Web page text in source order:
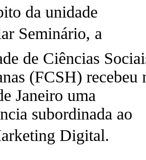
da unidade
Seminário, a
de Ciências
(FCSH) recebeu
Janeiro uma
subordinada ao
Digital.